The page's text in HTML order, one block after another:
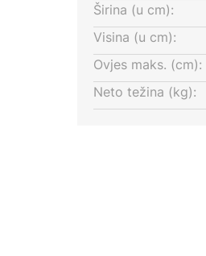
Širina (u cm):
Visina (u cm):
Ovjes maks. (cm):
Neto težina (kg):